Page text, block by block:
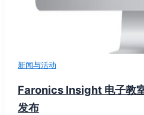
新闻与活动
Faronics Insight 电子教
发布